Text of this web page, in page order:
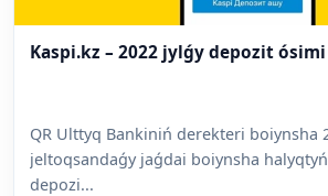
Kaspi.kz – 2022 jylǵy depozit
QR Ulttyq Bankiniń derekteri boiynsha
jeltoqsandaǵy jaǵdai boiynsha
depozi...